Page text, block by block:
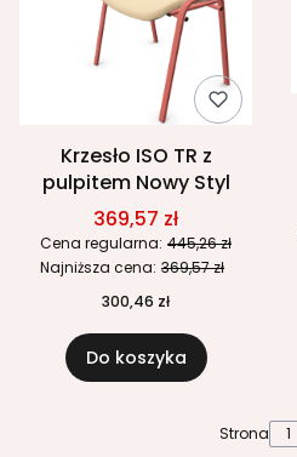
Krzesło ISO TR z
pulpitem Nowy Styl
369,57 zł
Cena regularna: 445,26 zł
Najniższa cena: 369,57 zł
300,46 zł
Do koszyka
Strona